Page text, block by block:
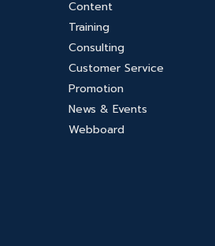
Content
Training
Consulting
Customer Service
Promotion
News & Events
Webboard